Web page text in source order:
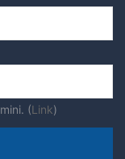
(Link)